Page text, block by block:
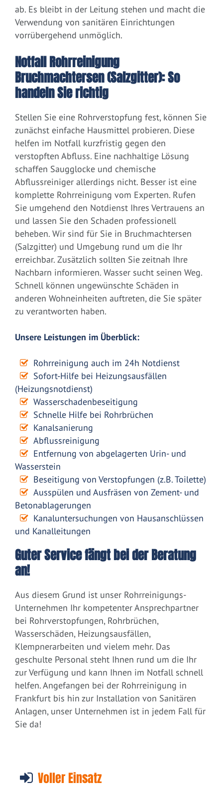
ab. Es bleibt in der Leitung stehen und macht die
Verwendung von sanitären Einrichtungen
vorrübergehend unmöglich.
Notfall Rohrreinigung
Bruchmachtersen (Salzgitter): So
handeln Sie richtig
Stellen Sie eine Rohrverstopfung fest, können Sie
zunächst einfache Hausmittel probieren. Diese
helfen im Notfall kurzfristig gegen den
verstopften Abfluss. Eine nachhaltige Lösung
schaffen Saugglocke und chemische
Abflussreiniger allerdings nicht. Besser ist eine
komplette Rohrreinigung vom Experten. Rufen
Sie umgehend den Notdienst Ihres Vertrauens an
und lassen Sie den Schaden professionell
beheben. Wir sind für Sie in Bruchmachtersen
(Salzgitter) und Umgebung rund um die Ihr
erreichbar. Zusätzlich sollten Sie zeitnah Ihre
Nachbarn informieren. Wasser sucht seinen Weg.
Schnell können ungewünschte Schäden in
anderen Wohneinheiten auftreten, die Sie später
zu verantworten haben.
Unsere Leistungen im Überblick:
Rohrreinigung auch im 24h Notdienst
Sofort-Hilfe bei Heizungsausfällen
(Heizungsnotdienst)
Wasserschadenbeseitigung
Schnelle Hilfe bei Rohrbrüchen
Kanalsanierung
Abflussreinigung
Entfernung von abgelagerten Urin- und
Wasserstein
Beseitigung von Verstopfungen (z.B. Toilette)
Ausspülen und Ausfräsen von Zement- und
Betonablagerungen
Kanaluntersuchungen von Hausanschlüssen
und Kanalleitungen
Guter Service fängt bei der Beratung
an!
Aus diesem Grund ist unser Rohrreinigungs-
Unternehmen Ihr kompetenter Ansprechpartner
bei Rohrverstopfungen, Rohrbrüchen,
Wasserschäden, Heizungsausfällen,
Klempnerarbeiten und vielem mehr. Das
geschulte Personal steht Ihnen rund um die Ihr
zur Verfügung und kann Ihnen im Notfall schnell
helfen. Angefangen bei der Rohrreinigung in
Frankfurt bis hin zur Installation von Sanitären
Anlagen, unser Unternehmen ist in jedem Fall für
Sie da!
Voller Einsatz